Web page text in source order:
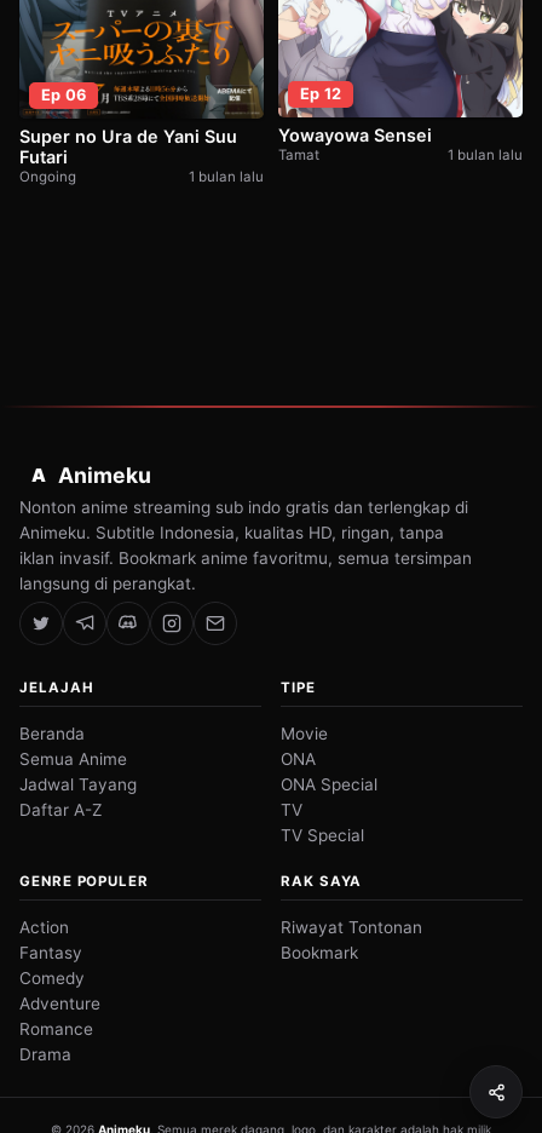
Ep 06
Super no Ura de Yani Suu
Futari
Ongoing 1 bulan lalu
Ep 12
Yowayowa Sensei
Tamat 1 bulan lalu
A Animeku
Nonton anime streaming sub indo gratis dan terlengkap di
Animeku. Subtitle Indonesia, kualitas HD, ringan, tanpa
iklan invasif. Bookmark anime favoritmu, semua tersimpan
langsung di perangkat.
JELAJAH
Beranda
Semua Anime
Jadwal Tayang
Daftar A-Z
TIPE
Movie
ONA
ONA Special
TV
TV Special
GENRE POPULER
Action
Fantasy
Comedy
Adventure
Romance
Drama
RAK SAYA
Riwayat Tontonan
Bookmark
© 2026 Animeku . Semua merek dagang, logo, dan karakter adalah hak milik